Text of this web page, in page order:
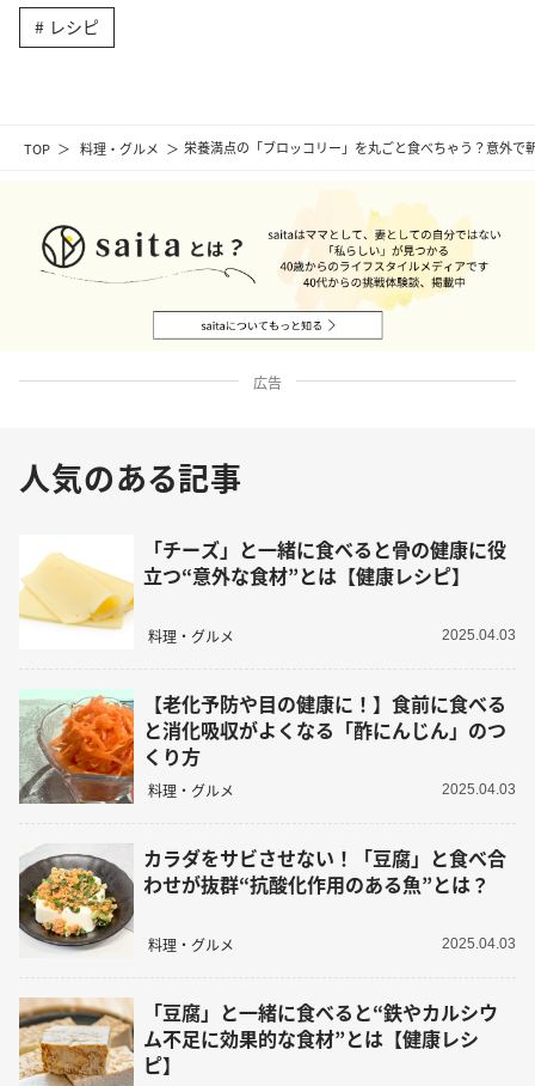
TOP 料理・グルメ 栄養満点の「ブロッコリー」を丸ごと食べちゃう？意外で
レシピ
広告
人気のある記事
「チーズ」と一緒に食べると骨の健康に役
立つ“意外な食材”とは【健康レシピ】
料理・グルメ 2025.04.03
【老化予防や目の健康に！】食前に食べる
と消化吸収がよくなる「酢にんじん」のつ
くり方
料理・グルメ 2025.04.03
カラダをサビさせない！「豆腐」と食べ合
わせが抜群“抗酸化作用のある魚”とは？
料理・グルメ 2025.04.03
「豆腐」と一緒に食べると“鉄やカルシウ
ム不足に効果的な食材”とは【健康レシ
ピ】